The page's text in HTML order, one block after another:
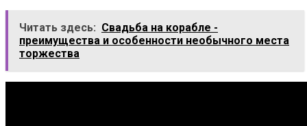
Читать здесь: Свадьба на корабле -
преимущества и особенности необычного места
торжества